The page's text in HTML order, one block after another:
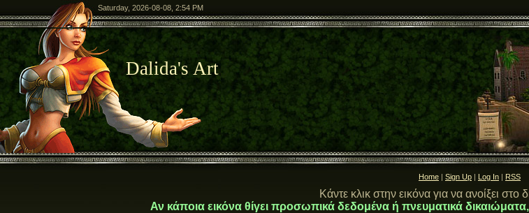
Saturday, 2026-08-08, 2:54 PM
Dalida's Art
Home | Sign Up | Log In | RSS
Κάντε κλικ στην εικόνα για να ανοίξει
Αν κάποια εικόνα θίγει προσωπικά δεδομένα ή πνευματικά